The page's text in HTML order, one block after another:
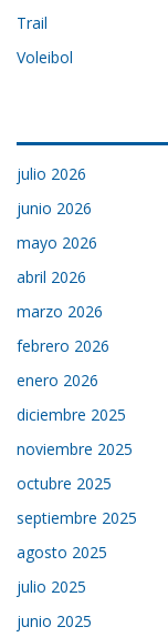
Trail
Voleibol
julio 2026
junio 2026
mayo 2026
abril 2026
marzo 2026
febrero 2026
enero 2026
diciembre 2025
noviembre 2025
octubre 2025
septiembre 2025
agosto 2025
julio 2025
junio 2025